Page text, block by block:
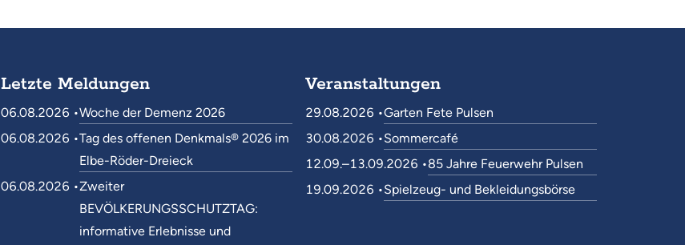
Letzte Meldungen
06.08.2026 •Woche der Demenz 2026
06.08.2026 •Tag des offenen Denkmals® 2026 im
Elbe-Röder-Dreieck
06.08.2026 •Zweiter
BEVÖLKERUNGSSCHUTZTAG:
informative Erlebnisse und
Veranstaltungen
29.08.2026 •Garten Fete Pulsen
30.08.2026 •Sommercafé
12.09.–13.09.2026 •85 Jahre Feuerwehr Pulsen
19.09.2026 •Spielzeug- und Bekleidungsbörse